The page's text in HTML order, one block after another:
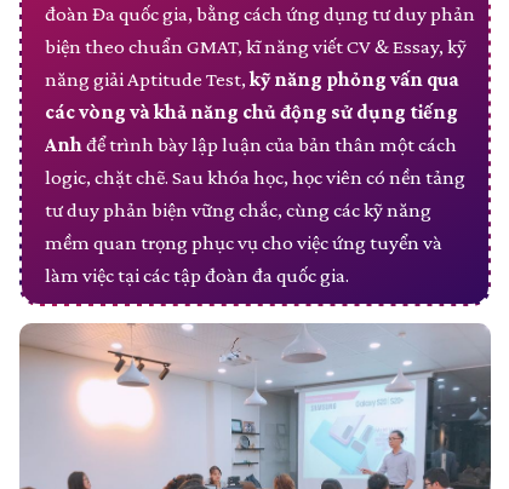
đoàn Đa quốc gia, bằng cách ứng dụng tư duy phản
biện theo chuẩn GMAT, kĩ năng viết CV & Essay, kỹ
năng giải Aptitude Test,kỹ năng phỏng vấn qua
các vòng và khả năng chủ động sử dụng tiếng
Anh để trình bày lập luận của bản thân một cách
logic, chặt chẽ. Sau khóa học, học viên có nền tảng
tư duy phản biện vững chắc, cùng các kỹ năng
mềm quan trọng phục vụ cho việc ứng tuyển và
làm việc tại các tập đoàn đa quốc gia.